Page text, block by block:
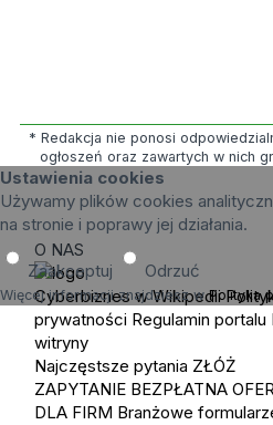
* Redakcja nie ponosi
ogłoszeń oraz zawartych w nich
Ustawienia cookies
Używamy plików cookies
na stronie i poprawy jej działania.
Zaakceptuj Odrzuć
Więcej informacji znajdziesz wPolityka
O NAS
Cyberbiznes w Wikipedii
prywatności Regulamin portalu
witryny
Najczęstsze pytania ZŁÓŻ
ZAPYTANIE BEZPŁATNA
DLA FIRM Branżowe